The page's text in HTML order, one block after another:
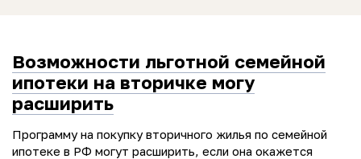
Возможности льготной семейной
ипотеки на вторичке могу
расширить
Программу на покупку вторичного жилья по семейной
ипотеке в РФ могут расширить, если она окажется